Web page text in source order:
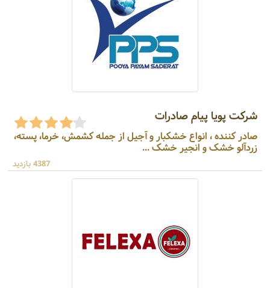
شرکت پویا پیام صادرات
صادر کننده ، انواع خشکبار و آجیل از جمله کشمش، خرما، پسته،
زردآلو خشک و انجیر خشک ...
4387 بازدید